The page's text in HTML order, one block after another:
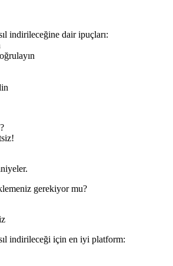
indirileceğine dair ipuçları:
gerekiyor mu?
indirileceği için en iyi platform: